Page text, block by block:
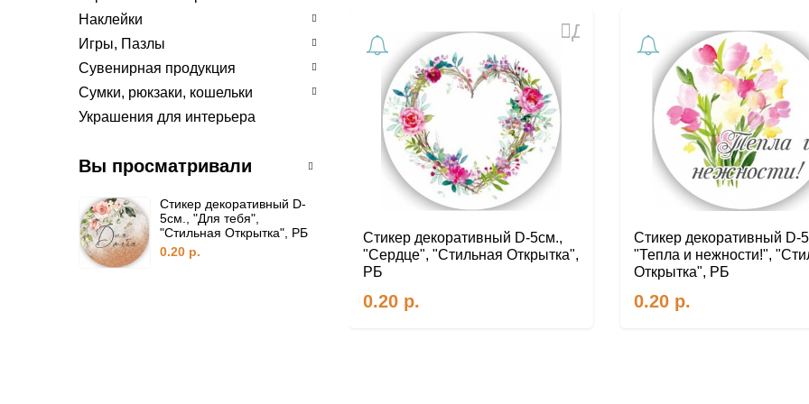
Наклейки
Игры, Пазлы
Сувенирная продукция
Сумки, рюкзаки, кошельки
Украшения для интерьера
Вы просматривали
Стикер декоративный D-
5см., "Для тебя",
"Стильная Открытка", РБ
0.20 р.
Добавить
Стикер декоративный D-5см.,
"Сердце", "Стильная Открытка",
РБ
0.20 р.
Стикер декоративный D-
"Тепла и нежности!",
Открытка", РБ
0.20 р.